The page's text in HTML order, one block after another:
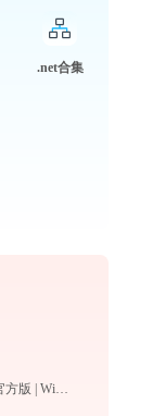
.net合集
(2025最新)Zebra 888-TT驱动下载官方版 | Win10/Win11兼容